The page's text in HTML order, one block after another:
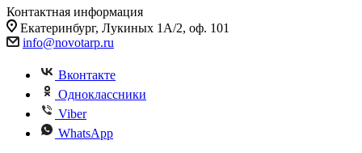
Контактная информация
Екатеринбург, Лукиных 1А/2, оф. 101
info@novotarp.ru
Вконтакте
Одноклассники
Viber
WhatsApp